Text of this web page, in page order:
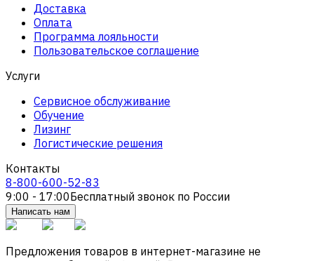
Доставка
Оплата
Программа лояльности
Пользовательское соглашение
Услуги
Сервисное обслуживание
Обучение
Лизинг
Логистические решения
Контакты
8-800-600-52-83
9:00 - 17:00Бесплатный звонок по России
Написать нам
Предложения товаров в интернет-магазине не